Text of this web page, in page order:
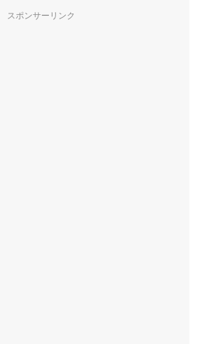
スポンサーリンク